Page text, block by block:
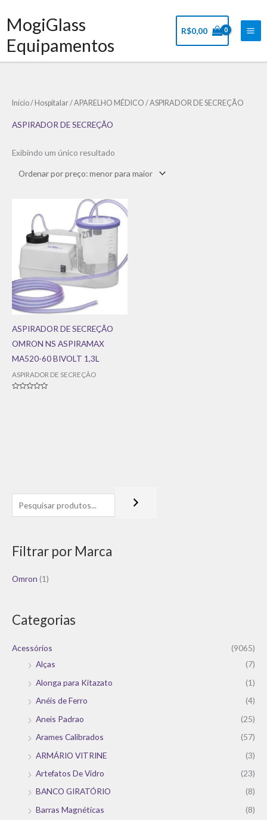
para
conteúdo
MogiGlass
Equipamentos
R$0,00
Filtrar por Marca
Omron (1)
Categorias
Acessórios
(9065)
Alças
(7)
Alonga para Kitazato
(1)
Anéis de Ferro
(4)
Aneis Padrao
(25)
Arames Calibrados
(57)
ARMÁRIO VITRINE
(3)
Artefatos De Vidro
(23)
BANCO GIRATÓRIO
(8)
Barras Magnéticas
(8)
Início/ Hospitalar/APARELHO MÉDICO / ASPIRADOR DE SECREÇÃO
ASPIRADOR DE SECREÇÃO
Exibindo um único resultado
ASPIRADOR DE SECREÇÃO
OMRON NS ASPIRAMAX
MA520-60 BIVOLT 1,3L
ASPIRADOR DE SECREÇÃO